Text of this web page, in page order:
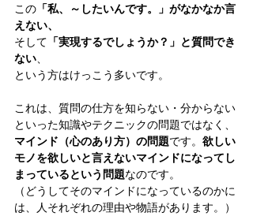
この 「私、～したいんです。」がなかなか言
えない、
そして 「実現するでしょうか？」と質問でき
ない、
という方はけっこう多いです。
これは、質問の仕方を知らない・分からない
といった知識やテクニックの問題ではなく、
マインド（心のあり方）の問題です。 欲しい
モノを欲しいと言えないマインドになってし
まっているという問題なのです。
（どうしてそのマインドになっているのかに
は、人それぞれの理由や物語があります。）